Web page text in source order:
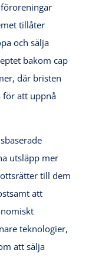
föroreningar
tillåter
och sälja
bakom cap
där bristen
för att uppnå
utsläpp mer
till dem
att
teknologier,
att sälja